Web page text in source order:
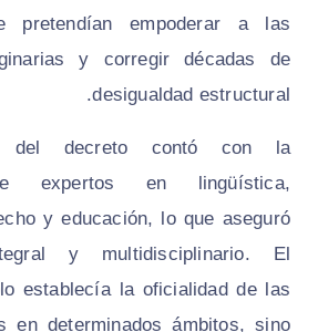
pretendían empoderar a las
y corregir décadas de
desigualdad estructural.
del decreto contó con la
expertos en lingüística,
y educación, lo que aseguró
y multidisciplinario. El
establecía la oficialidad de las
en determinados ámbitos, sino